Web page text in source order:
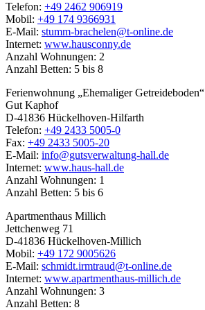
Telefon: +49 2462 906919
Mobil: +49 174 9366931
E-Mail: stumm-brachelen@t-online.de
Internet: www.hausconny.de
Anzahl Wohnungen: 2
Anzahl Betten: 5 bis 8
Ferienwohnung „Ehemaliger Getreideboden“
Gut Kaphof
D-41836 Hückelhoven-Hilfarth
Telefon: +49 2433 5005-0
Fax: +49 2433 5005-20
E-Mail: info@gutsverwaltung-hall.de
Internet: www.haus-hall.de
Anzahl Wohnungen: 1
Anzahl Betten: 5 bis 6
Apartmenthaus Millich
Jettchenweg 71
D-41836 Hückelhoven-Millich
Mobil: +49 172 9005626
E-Mail: schmidt.irmtraud@t-online.de
Internet: www.apartmenthaus-millich.de
Anzahl Wohnungen: 3
Anzahl Betten: 8